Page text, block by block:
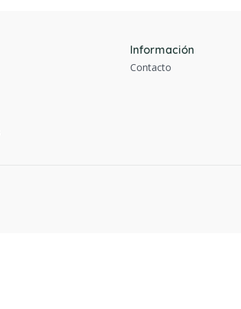
Información
Contacto